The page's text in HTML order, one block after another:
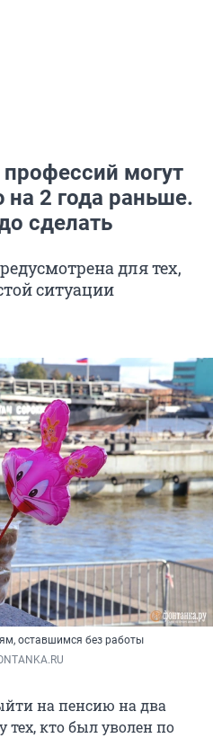
могут
2 года раньше.
сделать
для тех,
ситуации
оставшимся без работы
на пенсию на два
тех, кто был уволен по